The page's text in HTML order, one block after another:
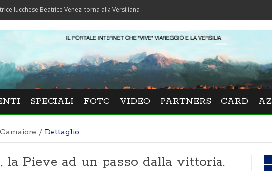
Beatrice Venezi torna alla Versiliana
SPECIALI FOTO VIDEO PARTNERS CARD
Camaiore / Dettaglio
la Pieve ad un passo dalla vittoria.